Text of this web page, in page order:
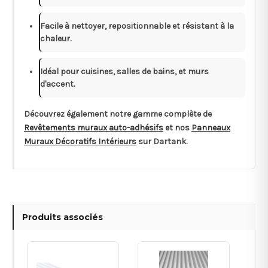
Facile à nettoyer, repositionnable et résistant à la
chaleur.
Idéal pour cuisines, salles de bains, et murs
d'accent.
Découvrez également notre gamme complète de
Revêtements muraux auto-adhésifs et nos Panneaux
Muraux Décoratifs Intérieurs sur Dartank.
Produits associés